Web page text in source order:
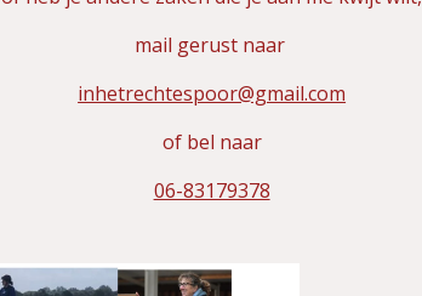
mail gerust naar
inhetrechtespoor@gmail.com
of bel naar
06-83179378